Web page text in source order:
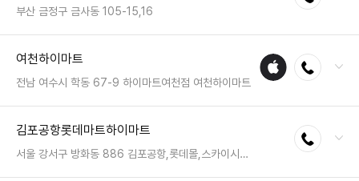
영업시간 : 금일 10:30~20:30
부산 금정구 금사동 105-15,16
팩스 : 050-2222-1744
영업시간 : 금일 10:30~20:30
여천하이마트
전남 여수시 학동 67-9 하이마트여천점 여천하이마트
애플
수리
전화연결
팩스 : 050-2222-1567
영업시간 : 금일 10:30~20:30
김포공항롯데마트하이마트
서울 강서구 방화동 886 김포공항,롯데몰,스카이시티 롯데몰 김포공항하이마트점
전화연결